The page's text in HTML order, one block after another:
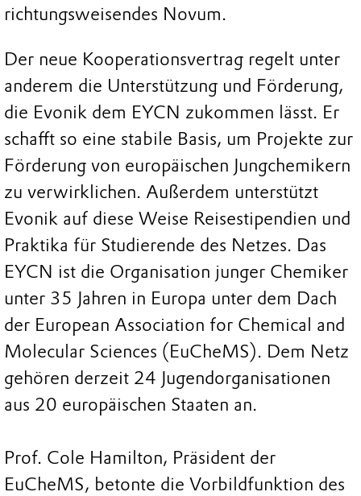
richtungsweisendes Novum.
Der neue Kooperationsvertrag regelt unter
anderem die Unterstützung und Förderung,
die Evonik dem EYCN zukommen lässt. Er
schafft so eine stabile Basis, um Projekte zur
Förderung von europäischen Jungchemikern
zu verwirklichen. Außerdem unterstützt
Evonik auf diese Weise Reisestipendien und
Praktika für Studierende des Netzes. Das
EYCN ist die Organisation junger Chemiker
unter 35 Jahren in Europa unter dem Dach
der European Association for Chemical and
Molecular Sciences (EuCheMS). Dem Netz
gehören derzeit 24 Jugendorganisationen
aus 20 europäischen Staaten an.
Prof. Cole Hamilton, Präsident der
EuCheMS, betonte die Vorbildfunktion des